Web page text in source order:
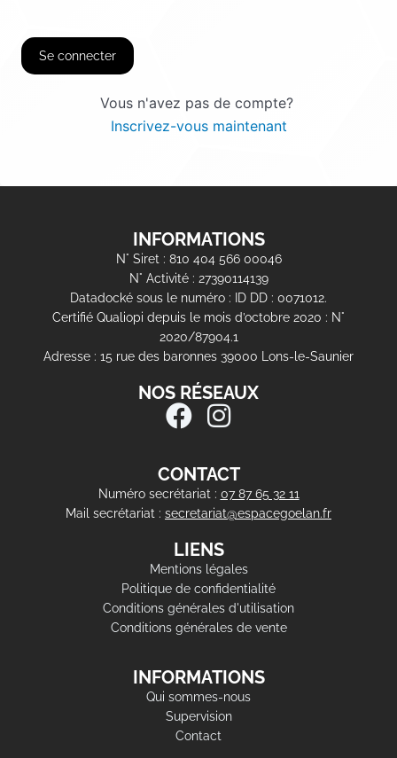
Se connecter
Vous n'avez pas de compte?
Inscrivez-vous maintenant
INFORMATIONS
N° Siret : 810 404 566 00046
N° Activité : 27390114139
Datadocké sous le numéro : ID DD : 0071012.
Certifié Qualiopi depuis le mois d’octobre 2020 : N°
2020/87904.1
Adresse : 15 rue des baronnes 39000 Lons-le-Saunier
NOS RÉSEAUX
CONTACT
Numéro secrétariat : 07 87 65 32 11
Mail secrétariat : secretariat@espacegoelan.fr
LIENS
Mentions légales
Politique de confidentialité
Conditions générales d'utilisation
Conditions générales de vente
INFORMATIONS
Qui sommes-nous
Supervision
Contact